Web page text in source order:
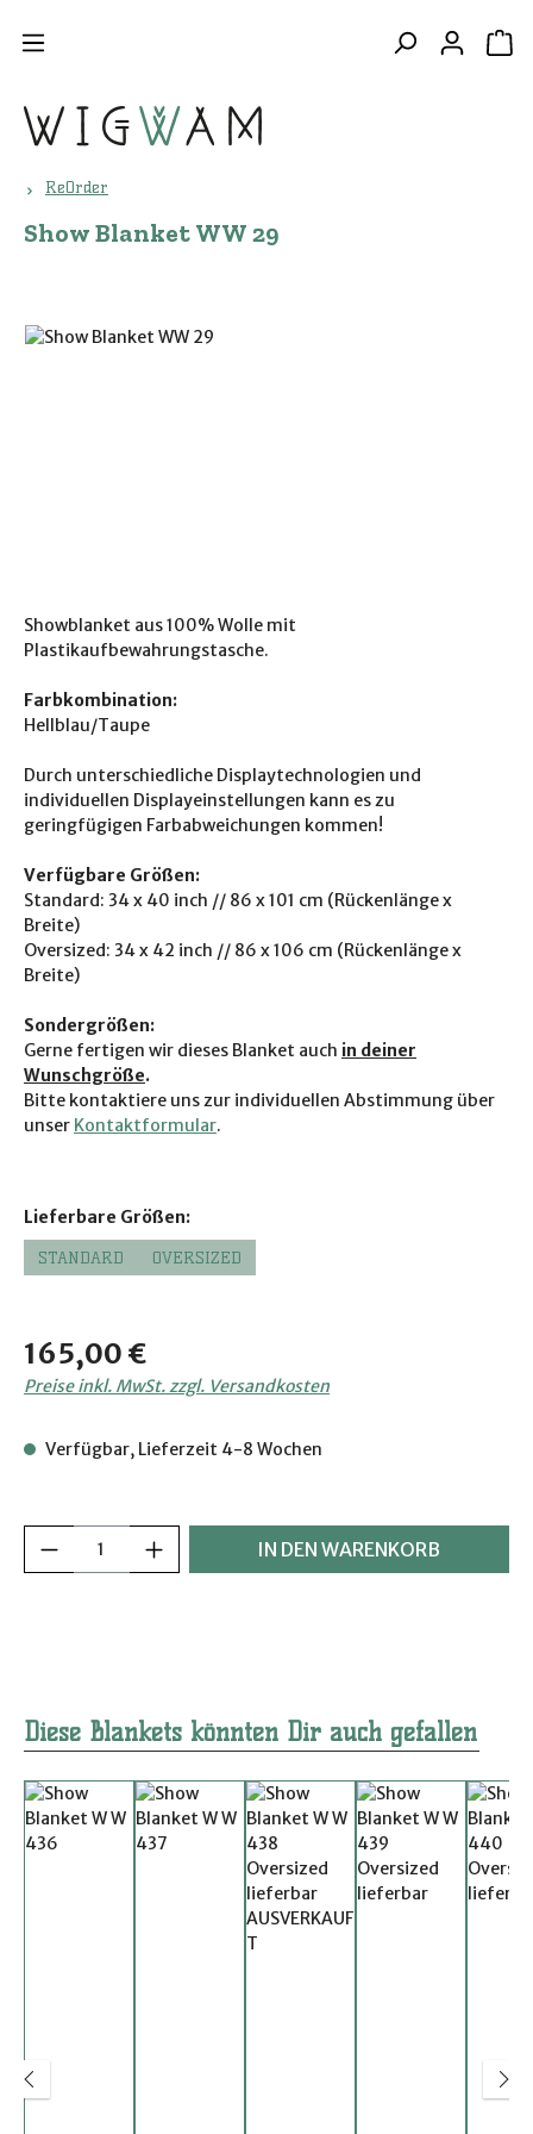
ReOrder
Show Blanket WW 29
Bildergalerie überspringen
Showblanket aus 100% Wolle mit
Plastikaufbewahrungstasche.
Farbkombination:
Hellblau/Taupe
Durch unterschiedliche Displaytechnologien und
individuellen Displayeinstellungen kann es zu
geringfügigen Farbabweichungen kommen!
Verfügbare Größen:
Standard: 34 x 40 inch // 86 x 101 cm (Rückenlänge x
Breite)
Oversized: 34 x 42 inch // 86 x 106 cm (Rückenlänge x
Breite)
Sondergrößen:
Gerne fertigen wir dieses Blanket auch in deiner
Wunschgröße.
Bitte kontaktiere uns zur individuellen Abstimmung über
unser Kontaktformular.
Regulärer Preis:
165,00 €
Preise inkl. MwSt. zzgl. Versandkosten
Verfügbar, Lieferzeit 4-8 Wochen
Lieferbare Größen:auswählen
STANDARD
OVERSIZED
Produkt Anzahl: Gib den gewünschten
IN DEN WARENKORB
Produktgalerie überspringen
Diese Blankets könnten Dir auch gefallen